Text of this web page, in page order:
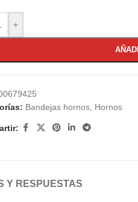
+
Bandejas hornos, Hornos
Y RESPUESTAS